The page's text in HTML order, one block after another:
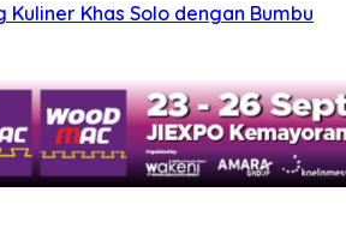
Khas Solo dengan Bumbu